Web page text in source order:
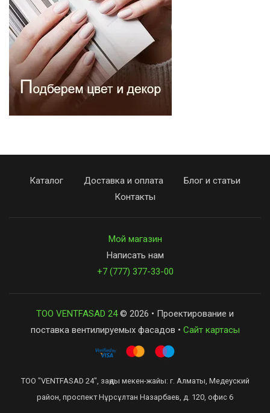
Каталог Доставка и оплата
Блог и статьи
Контакты
Мой магазин
Написать нам
+7 (777) 377-33-00
ТОО VENTFASAD 24© 2026 • Проектирование и
поставка вентилируемых фасадов • Сайт картасы
ТОО "VENTFASAD 24", заңды мекен-жайы: г. Алматы, Медеуский
район, проспект Нұрсұлтан Назарбаев, д. 120, офис 6